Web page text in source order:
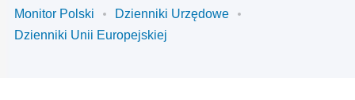
Monitor Polski
Dzienniki Urzędowe
Dzienniki Unii Europejskiej